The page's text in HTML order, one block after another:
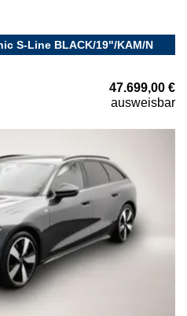
S-Line BLACK/19"/KAM/N
47.699,00 €
ausweisbar